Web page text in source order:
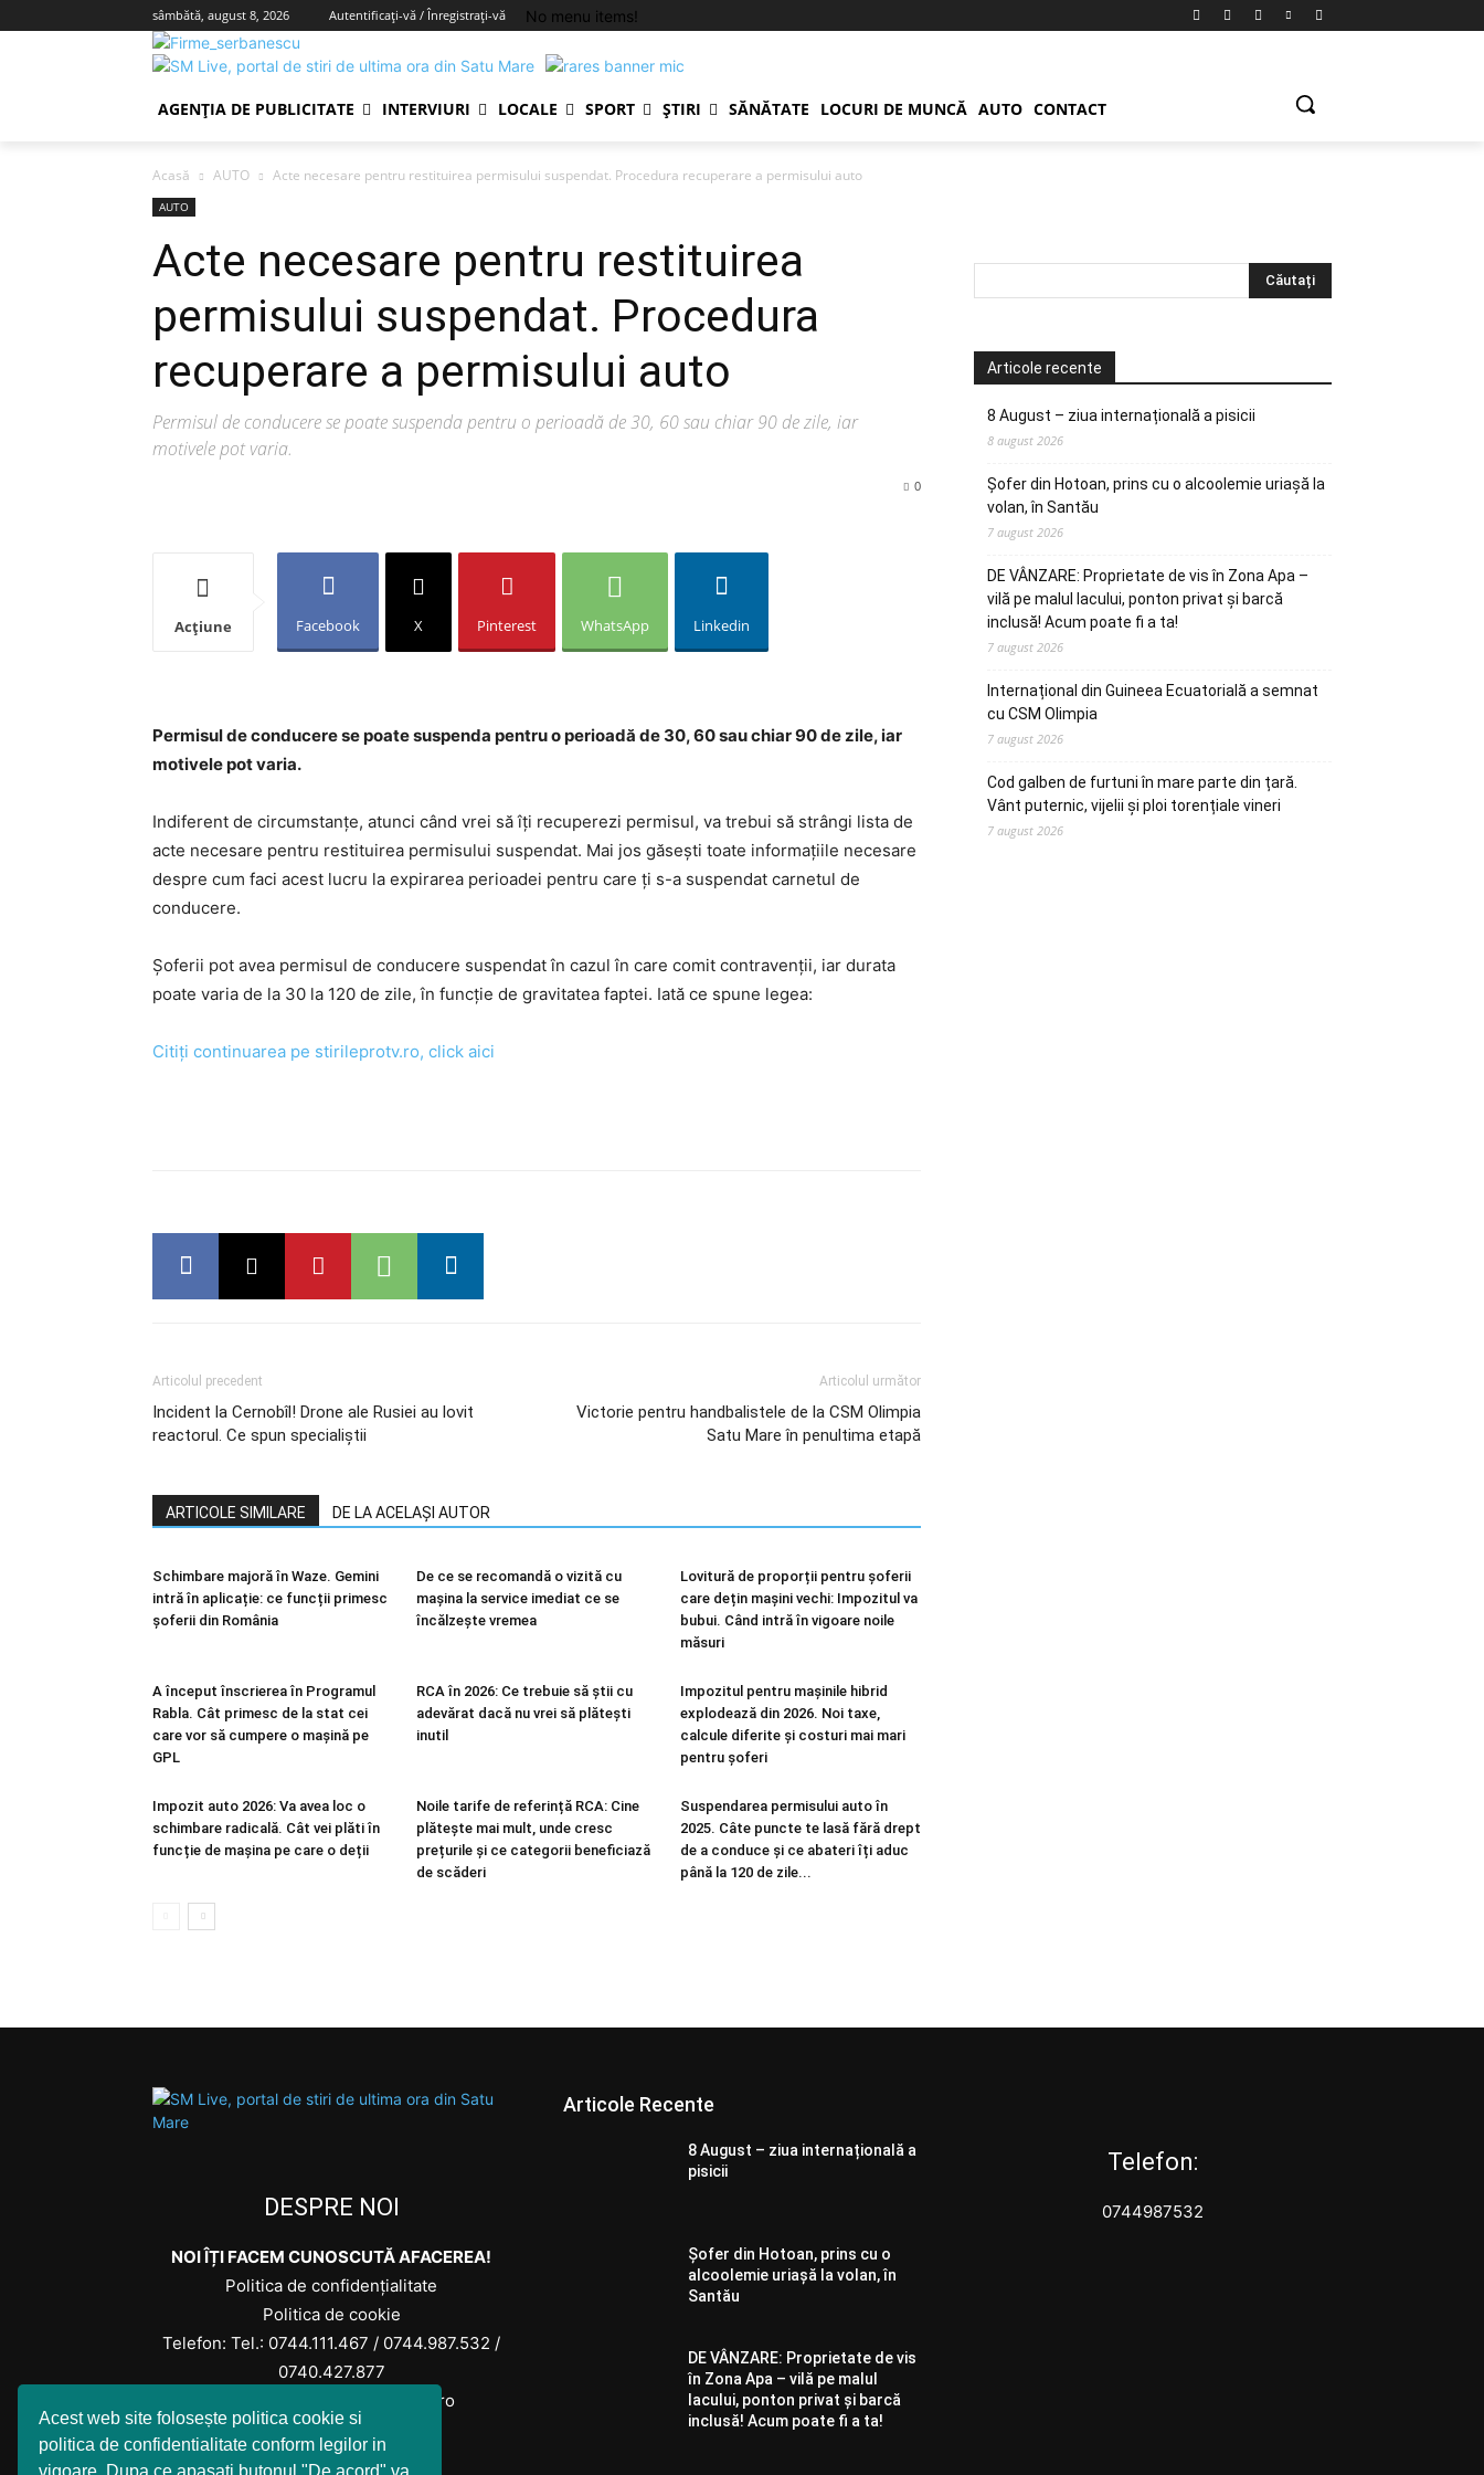
Acest web site folosește politica cookie si
politica de confidentialitate conform legilor in
vigoare. Dupa ce apasati butonul "De acord" va
sâmbătă, august 8, 2026 Autentificați-vă / Înregistrați-vă No menu items!
AGENȚIA DE PUBLICITATE INTERVIURI LOCALE SPORT ȘTIRI SĂNĂTATE LOCURI DE MUNCĂ AUTO CONTACT
Acasă AUTO Acte necesare pentru restituirea permisului suspendat. Procedura recuperare a permisului auto
AUTO
Acte necesare pentru restituirea
permisului suspendat. Procedura
recuperare a permisului auto
Permisul de conducere se poate suspenda pentru o perioadă de 30, 60 sau chiar 90 de zile, iar
motivele pot varia.
0
Acțiune Facebook X Pinterest WhatsApp Linkedin
Permisul de conducere se poate suspenda pentru o perioadă de 30, 60 sau chiar 90 de zile, iar
motivele pot varia.
Indiferent de circumstanțe, atunci când vrei să îți recuperezi permisul, va trebui să strângi lista de
acte necesare pentru restituirea permisului suspendat. Mai jos găsești toate informațiile necesare
despre cum faci acest lucru la expirarea perioadei pentru care ți s-a suspendat carnetul de
conducere.
Șoferii pot avea permisul de conducere suspendat în cazul în care comit contravenții, iar durata
poate varia de la 30 la 120 de zile, în funcție de gravitatea faptei. Iată ce spune legea:
Citiți continuarea pe stirileprotv.ro, click aici
Articolul precedent
Incident la Cernobîl! Drone ale Rusiei au lovit
reactorul. Ce spun specialiștii
Articolul următor
Victorie pentru handbalistele de la CSM Olimpia
Satu Mare în penultima etapă
ARTICOLE SIMILARE DE LA ACELAȘI AUTOR
Schimbare majoră în Waze. Gemini
intră în aplicație: ce funcții primesc
șoferii din România
De ce se recomandă o vizită cu
mașina la service imediat ce se
încălzește vremea
Lovitură de proporții pentru șoferii
care dețin mașini vechi: Impozitul va
bubui. Când intră în vigoare noile
măsuri
A început înscrierea în Programul
Rabla. Cât primesc de la stat cei
care vor să cumpere o mașină pe
GPL
RCA în 2026: Ce trebuie să știi cu
adevărat dacă nu vrei să plătești
inutil
Impozitul pentru mașinile hibrid
explodează din 2026. Noi taxe,
calcule diferite și costuri mai mari
pentru șoferi
Impozit auto 2026: Va avea loc o
schimbare radicală. Cât vei plăti în
funcție de mașina pe care o deții
Noile tarife de referință RCA: Cine
plătește mai mult, unde cresc
prețurile și ce categorii beneficiază
de scăderi
Suspendarea permisului auto în
2025. Câte puncte te lasă fără drept
de a conduce și ce abateri îți aduc
până la 120 de zile...
Articole recente
8 August – ziua internațională a pisicii
8 august 2026
Șofer din Hotoan, prins cu o alcoolemie uriașă la
volan, în Santău
7 august 2026
DE VÂNZARE: Proprietate de vis în Zona Apa –
vilă pe malul lacului, ponton privat și barcă
inclusă! Acum poate fi a ta!
7 august 2026
Internațional din Guineea Ecuatorială a semnat
cu CSM Olimpia
7 august 2026
Cod galben de furtuni în mare parte din țară.
Vânt puternic, vijelii și ploi torențiale vineri
7 august 2026
DESPRE NOI
NOI ÎȚI FACEM CUNOSCUTĂ AFACEREA!
Politica de confidențialitate
Politica de cookie
Telefon: Tel.: 0744.111.467 / 0744.987.532 /
0740.427.877
Contactați-ne: office@smlive.ro
Articole Recente
8 August – ziua internațională a
pisicii
Șofer din Hotoan, prins cu o
alcoolemie uriașă la volan, în
Santău
DE VÂNZARE: Proprietate de vis
în Zona Apa – vilă pe malul
lacului, ponton privat și barcă
inclusă! Acum poate fi a ta!
Telefon:
0744987532